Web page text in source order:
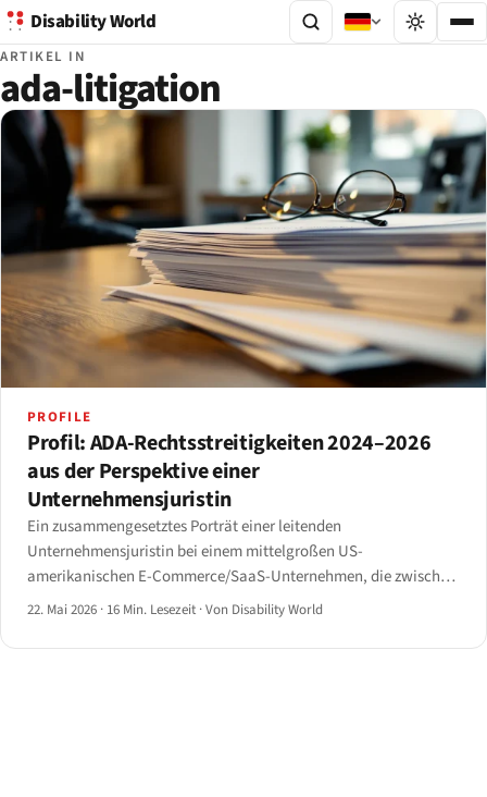
Disability World
ARTIKEL IN
ada-litigation
PROFILE
Profil: ADA-Rechtsstreitigkeiten 2024–2026
aus der Perspektive einer
Unternehmensjuristin
Ein zusammengesetztes Porträt einer leitenden
Unternehmensjuristin bei einem mittelgroßen US-
amerikanischen E-Commerce/SaaS-Unternehmen, die zwischen
2024 und 2026 mehr als 50 ADA-Web-
der Klägerseite und das frühe Vergleichsfenster.
22. Mai 2026 · 16 Min. Lesezeit ·Von Disability World